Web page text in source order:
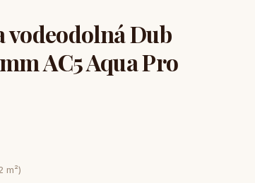
Dub
AC5 Aqua Pro
m²)